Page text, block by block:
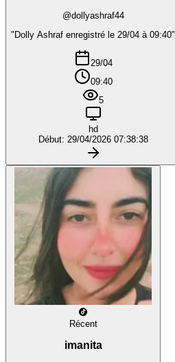
@dollyashraf44
"Dolly Ashraf enregistré le 29/04 à 09:40"
29/04
09:40
5
hd
Début: 29/04/2026 07:38:38
Récent
imanita